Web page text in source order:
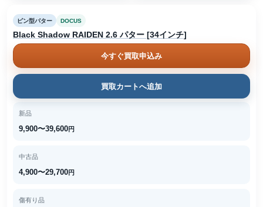
ピン型パター DOCUS
Black Shadow RAIDEN 2.6 パター [34インチ]
今すぐ買取申込み
買取カートへ追加
新品
9,900〜39,600円
中古品
4,900〜29,700円
傷有り品